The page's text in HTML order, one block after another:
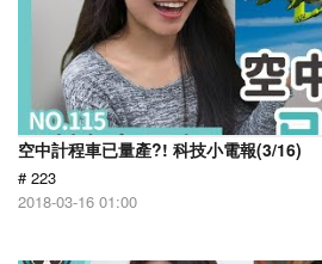
空中計程車已量產?! 科技小電報(3/16)
# 223
2018-03-16 01:00